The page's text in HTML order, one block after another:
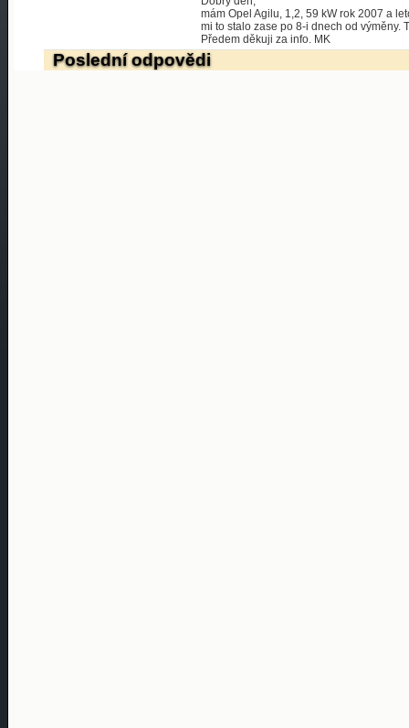
mám Opel Agilu, 1,2, 59 kW rok 2007 a
mi to stalo zase po 8-i dnech od výměny.
Předem děkuji za info. MK
Poslední odpovědi